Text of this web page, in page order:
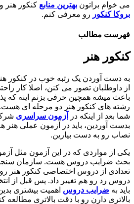
می‌ خوام براتون بهترین منابع کنکور هنر
بروکا کنکور رو معرفی کنم.
فهرست مطالب
کنکور هنر
به دست آوردن یک رتبه خوب در کنکور
از داوطلبان تصور می کنن، اصلا کار
باعث میشه همچین حرفی بزنم اینه که
رشته های کنکور هنر دو مرحله ای
شما بعد از اینکه در
آزمون سراسری
بدست آوردین، باید در آزمون عملی
نصاب رو به دست بیارین.
یکی از مواردی که در این آزمون مثل
تعدادی از دروس اختصاصی کنکور هنر
دروس رد رو هم تغییر داد. پس قبل از
باید به ضرایب دروس اهمیت بیشتری
بالاتری دارن رو با دقت بالاتری مطالعه